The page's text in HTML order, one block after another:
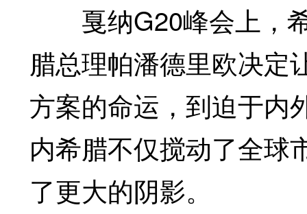
戛纳G20峰会上，希
腊总理帕潘德里欧决定
方案的命运，到迫于内
内希腊不仅搅动了全球
了更大的阴影。